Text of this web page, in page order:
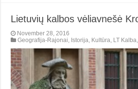
Lietuvių kalbos vėliavnešė
November 28, 2016
Geografija-Rajonai, Istorija, Kultūra, LT Kalba,